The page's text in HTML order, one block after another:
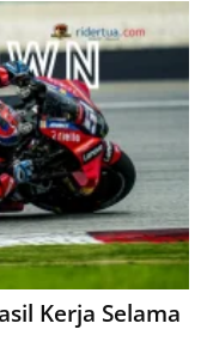
Kerja Selama